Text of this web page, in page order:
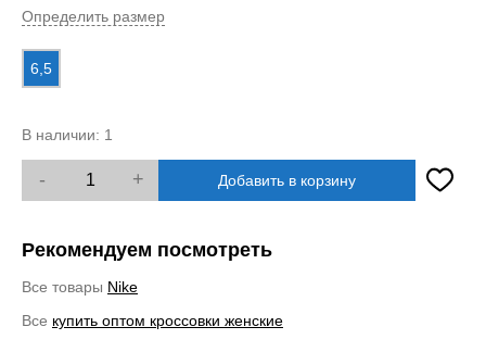
Определить размер
6,5
В наличии: 1
- + Добавить в корзину
Рекомендуем посмотреть
Все товары Nike
Все купить оптом кроссовки женские